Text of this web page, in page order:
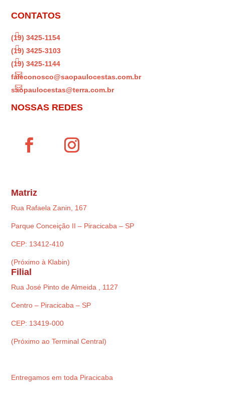
CONTATOS

(19) 3425-1154

(19) 3425-3103

(19) 3425-1144

faleconosco@saopaulocestas.com.br

saopaulocestas@terra.com.br
NOSSAS REDES
Matriz
Rua Rafaela Zanin, 167
Parque Conceição II – Piracicaba – SP
CEP: 13412-410
(Próximo à Klabin)
Filial
Rua José Pinto de Almeida , 1127
Centro – Piracicaba – SP
CEP: 13419-000
(Próximo ao Terminal Central)
Entregamos em toda Piracicaba